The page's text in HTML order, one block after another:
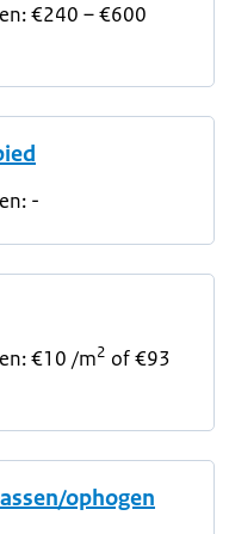
€240 – €600
-
€10 /m2 of €93
ophogen